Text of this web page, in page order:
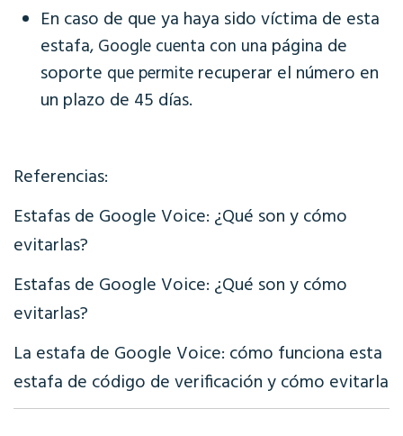
En caso de que ya haya sido víctima de esta
estafa, Google cuenta con una página de
soporte que permite recuperar el número en
un plazo de 45 días.
Referencias:
Estafas de Google Voice: ¿Qué son y cómo
evitarlas?
Estafas de Google Voice: ¿Qué son y cómo
evitarlas?
La estafa de Google Voice: cómo funciona esta
estafa de código de verificación y cómo evitarla